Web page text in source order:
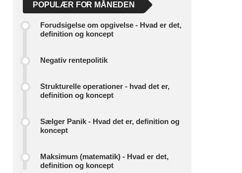
POPULÆR FOR MÅNEDEN
Forudsigelse om opgivelse - Hvad er det,
definition og koncept
Negativ rentepolitik
Strukturelle operationer - hvad det er,
definition og koncept
Sælger Panik - Hvad det er, definition og
koncept
Maksimum (matematik) - Hvad er det,
definition og koncept